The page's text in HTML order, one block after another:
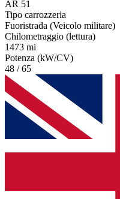
AR 51
Tipo carrozzeria
Fuoristrada (Veicolo militare)
Chilometraggio (lettura)
1473 mi
Potenza (kW/CV)
48 / 65